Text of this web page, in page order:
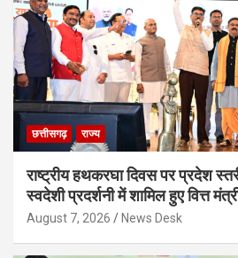
छत्तीसगढ़ राज्य
राष्ट्रीय हथकरघा दिवस पर प्रदेश
स्वदेशी प्रदर्शनी में शामिल हुए वित्त
August 7, 2026 News Desk